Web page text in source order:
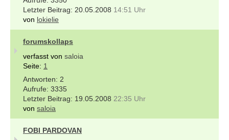
20.05.2008 14:51 Uhr
von lokielie
forumskollaps
verfasst von saloia
Seite: 1
2
3335
19.05.2008 22:35 Uhr
von saloia
FOBI PARDOVAN